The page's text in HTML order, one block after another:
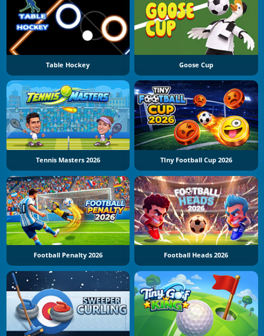
Table Hockey Goose Cup
Tennis Masters 2026 TIny Football Cup 2026
Football Penalty 2026 Football Heads 2026